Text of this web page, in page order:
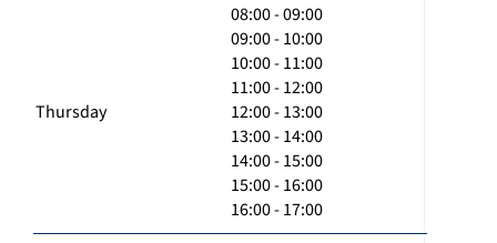
Thursday
08:00 - 09:00
09:00 - 10:00
10:00 - 11:00
11:00 - 12:00
12:00 - 13:00
13:00 - 14:00
14:00 - 15:00
15:00 - 16:00
16:00 - 17:00